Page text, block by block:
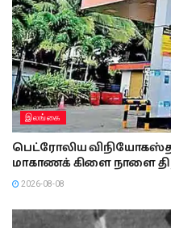
இலங்கை
பெட்ரோலிய
மாகாணக் கிளை நாளை
2026-08-08